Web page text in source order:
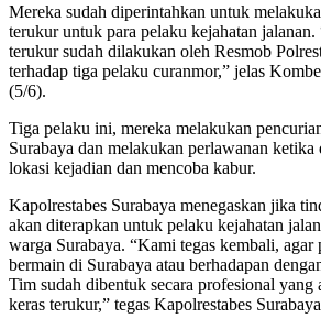
Mereka sudah diperintahkan untuk
terukur untuk para pelaku kejahatan jalanan.
terukur sudah dilakukan oleh Resmob
terhadap tiga pelaku curanmor,” jelas
(5/6).
Tiga pelaku ini, mereka melakukan
Surabaya dan melakukan perlawanan
lokasi kejadian dan mencoba kabur.
Kapolrestabes Surabaya menegaskan jika
akan diterapkan untuk pelaku kejahatan
warga Surabaya. “Kami tegas kembali, agar
bermain di Surabaya atau berhadapan
Tim sudah dibentuk secara profesional yang
keras terukur,” tegas Kapolrestabes